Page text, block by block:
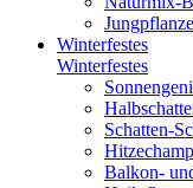
Winterfestes
Winterfestes
Schatten-
Balkon-